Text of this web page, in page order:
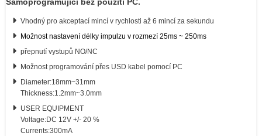
Vhodný pro akceptací mincí v rychlosti až 6 mincí za sekundu
Možnost nastavení délky impulzu v rozmezí 25ms ~ 250ms
přepnutí vystupů NO/NC
Možnost programování přes USD kabel pomocí PC
Diameter:18mm~31mm
Thickness:1.2mm~3.0mm
USER EQUIPMENT
Voltage:DC 12V +/- 20 %
Currents:300mA